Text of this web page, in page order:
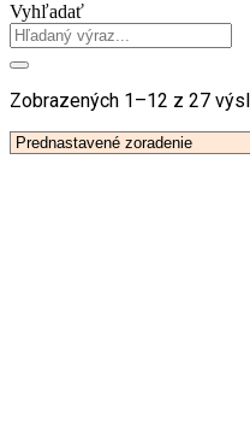
Vyhľadať
Zobrazených 1–12 z 27